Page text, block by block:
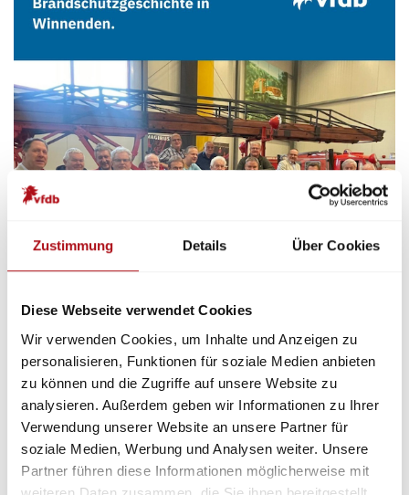
Zustimmung Details Über Cookies
Diese Webseite verwendet Cookies
Wir verwenden Cookies, um Inhalte und Anzeigen zu
personalisieren, Funktionen für soziale Medien anbieten
zu können und die Zugriffe auf unsere Website zu
analysieren. Außerdem geben wir Informationen zu Ihrer
Verwendung unserer Website an unsere Partner für
soziale Medien, Werbung und Analysen weiter. Unsere
Partner führen diese Informationen möglicherweise mit
Einmal im Jahr trifft sich das Referat 11
Brandschutzgeschichte zu einer Arbeitstagung, oft
an Orten mit feuerwehrgeschichtlichem Bezug.
Dieses Jahr im Feuerwehrmuseum in Winnenden.
#vfdb #Brandschutz #Feuerwehrgeschichte